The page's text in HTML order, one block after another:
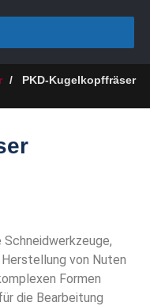
/ PKD-Kugelkopffräser
von Nuten
Formen
die Bearbeitung